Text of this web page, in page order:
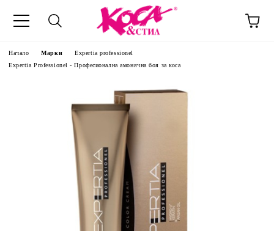
Начало Марки
Expertia professionel
Expertia Professionel - Професионална амонячна боя за коса